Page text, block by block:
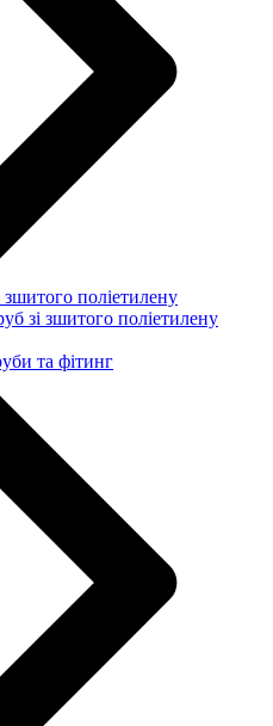
поліетилену
зі зшитого поліетилену
та фітинг